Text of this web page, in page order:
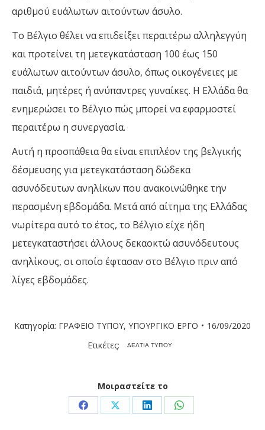
αριθμού ευάλωτων αιτούντων άσυλο.
Το Βέλγιο θέλει να επιδείξει περαιτέρω αλληλεγγύη
και προτείνει τη μετεγκατάσταση 100 έως 150
ευάλωτων αιτούντων άσυλο, όπως οικογένειες με
παιδιά, μητέρες ή ανύπαντρες γυναίκες. Η Ελλάδα θα
ενημερώσει το Βέλγιο πώς μπορεί να εφαρμοστεί
περαιτέρω η συνεργασία.
Αυτή η προσπάθεια θα είναι επιπλέον της βελγικής
δέσμευσης για μετεγκατάσταση δώδεκα
ασυνόδευτων ανηλίκων που ανακοινώθηκε την
περασμένη εβδομάδα. Μετά από αίτημα της Ελλάδας
νωρίτερα αυτό το έτος, το Βέλγιο είχε ήδη
μετεγκαταστήσει άλλους δεκαοκτώ ασυνόδευτους
ανηλίκους, οι οποίο έφτασαν στο Βέλγιο πριν από
λίγες εβδομάδες.
Κατηγορία: ΓΡΑΦΕΙΟ ΤΥΠΟΥ, ΥΠΟΥΡΓΙΚΟ ΕΡΓΟ
16/09/2020
Ετικέτες:
ΔΕΛΤΙΑ ΤΥΠΟΥ
Μοιραστείτε το
Share Share Share Share